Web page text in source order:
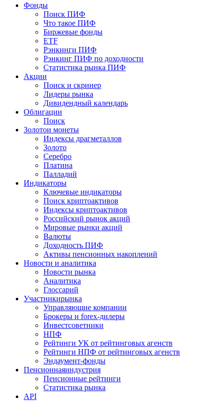
Фонды
Поиск ПИФ
Что такое ПИФ
Биржевые фонды
ETF
Рэнкинги ПИФ
Рэнкинг ПИФ по доходности
Статистика рынка ПИФ
Акции
Поиск и скринер
Лидеры рынка
Дивидендный календарь
Облигации
Поиск
Золотои монеты
Индексы драгметаллов
Золото
Серебро
Платина
Палладий
Индикаторы
Ключевые индикаторы
Поиск криптоактивов
Индексы криптоактивов
Российский рынок акций
Мировые рынки акций
Валюты
Доходность ПИФ
Активы пенсионных накоплений
Новости и аналитика
Новости рынка
Аналитика
Глоссарий
Участникирынка
Управляющие компании
Брокеры и forex-дилеры
Инвестсоветники
НПФ
Рейтинги УК от рейтинговых агенств
Рейтинги НПФ от рейтинговых агенств
Эндаумент-фонды
Пенсионнаяиндустрия
Пенсионные рейтинги
Статистика рынка
API